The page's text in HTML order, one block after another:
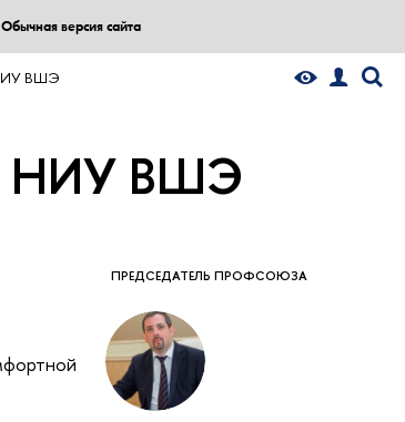
Обычная версия сайта
ВШЭ
НИУ ВШЭ
ПРЕДСЕДАТЕЛЬ ПРОФСОЮЗА